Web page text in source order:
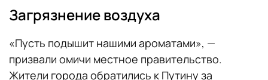
Загрязнение воздуха
«Пусть подышит нашими ароматами», —
призвали омичи местное правительство.
Жители города обратились к Путину за